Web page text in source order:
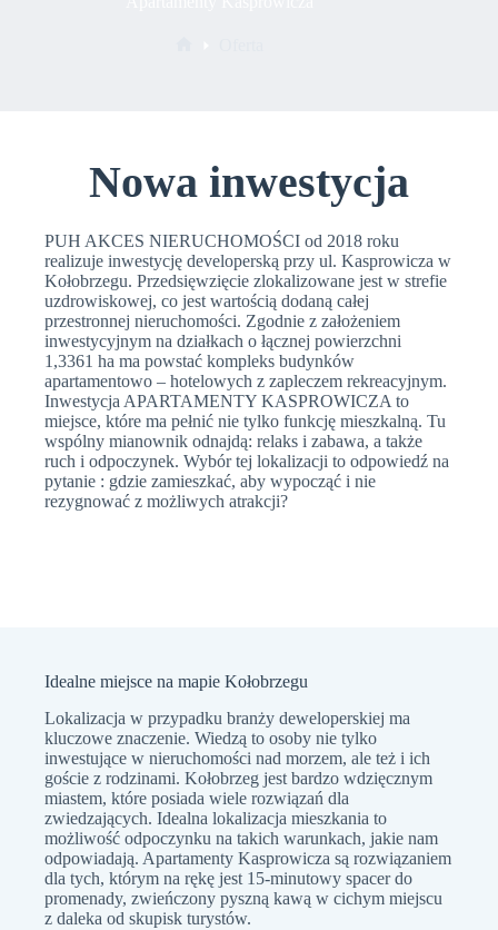
Nowa inwestycja
PUH AKCES NIERUCHOMOŚCI od 2018 roku
realizuje inwestycję developerską przy ul. Kasprowicza w
Kołobrzegu. Przedsięwzięcie zlokalizowane jest w strefie
uzdrowiskowej, co jest wartością dodaną całej
przestronnej nieruchomości. Zgodnie z założeniem
inwestycyjnym na działkach o łącznej powierzchni
1,3361 ha ma powstać kompleks budynków
apartamentowo – hotelowych z zapleczem rekreacyjnym.
Inwestycja APARTAMENTY KASPROWICZA to
miejsce, które ma pełnić nie tylko funkcję mieszkalną. Tu
wspólny mianownik odnajdą: relaks i zabawa, a także
ruch i odpoczynek. Wybór tej lokalizacji to odpowiedź na
pytanie : gdzie zamieszkać, aby wypocząć i nie
rezygnować z możliwych atrakcji?
Idealne miejsce na mapie Kołobrzegu
Lokalizacja w przypadku branży deweloperskiej ma
kluczowe znaczenie. Wiedzą to osoby nie tylko
inwestujące w nieruchomości nad morzem, ale też i ich
goście z rodzinami. Kołobrzeg jest bardzo wdzięcznym
miastem, które posiada wiele rozwiązań dla
zwiedzających. Idealna lokalizacja mieszkania to
możliwość odpoczynku na takich warunkach, jakie nam
odpowiadają. Apartamenty Kasprowicza są rozwiązaniem
dla tych, którym na rękę jest 15-minutowy spacer do
promenady, zwieńczony pyszną kawą w cichym miejscu
z daleka od skupisk turystów.